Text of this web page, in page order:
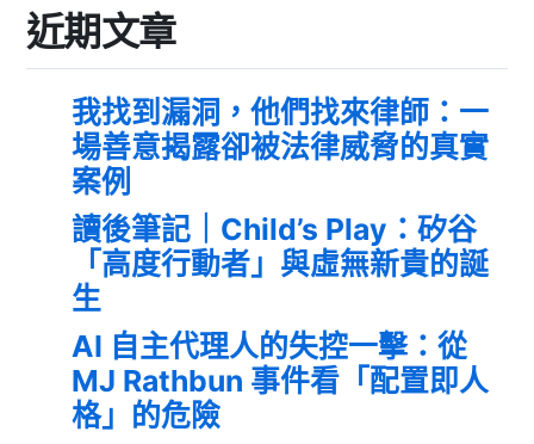
近期文章
我找到漏洞，他們找來律師：一
場善意揭露卻被法律威脅的真實
案例
讀後筆記｜Child’s Play：矽谷
「高度行動者」與虛無新貴的誕
生
AI 自主代理人的失控一擊：從
MJ Rathbun 事件看「配置即人
格」的危險